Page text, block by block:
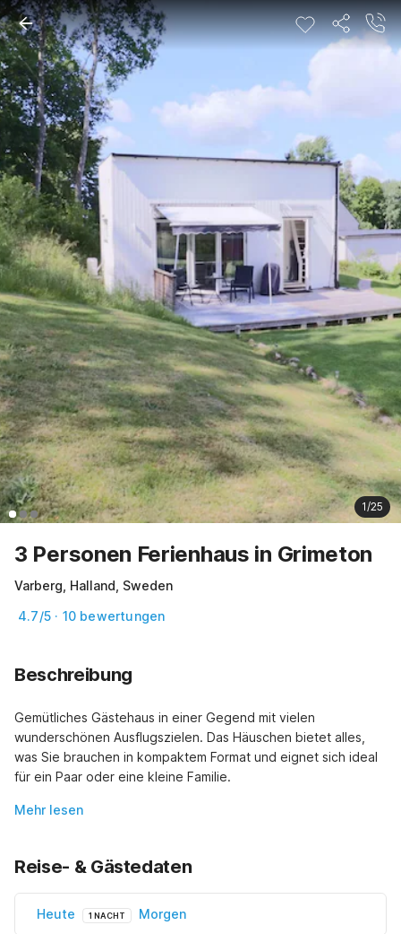
1/25
3 Personen Ferienhaus in Grimeton
Varberg, Halland, Sweden
4.7/5 · 10 bewertungen
Beschreibung
Gemütliches Gästehaus in einer Gegend mit vielen
wunderschönen Ausflugszielen. Das Häuschen bietet alles,
was Sie brauchen in kompaktem Format und eignet sich ideal
für ein Paar oder eine kleine Familie.
Mehr lesen
Reise- & Gästedaten
Heute 1 NACHT Morgen